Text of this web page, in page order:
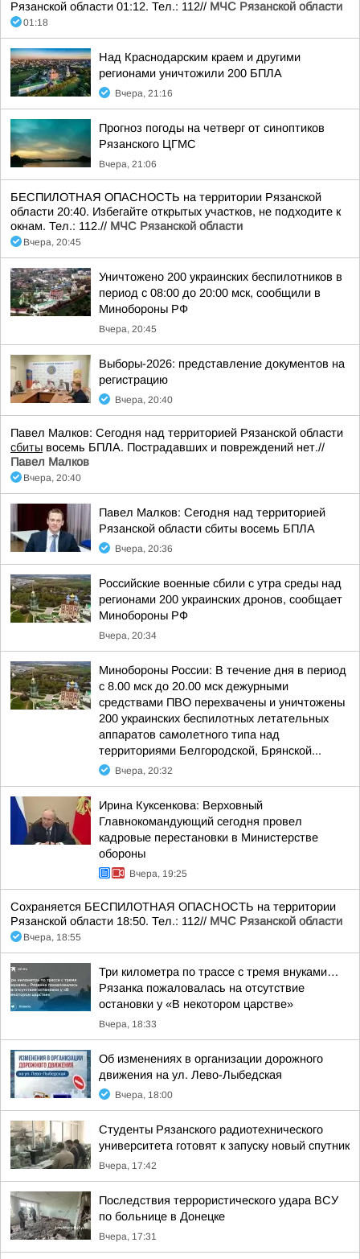
Рязанской области 01:12. Тел.: 112// МЧС Рязанской области
01:18
Над Краснодарским краем и другими
регионами уничтожили 200 БПЛА
Вчера, 21:16
Прогноз погоды на четверг от синоптиков
Рязанского ЦГМС
Вчера, 21:06
БЕСПИЛОТНАЯ ОПАСНОСТЬ на территории Рязанской
области 20:40. Избегайте открытых участков, не подходите к
окнам. Тел.: 112.// МЧС Рязанской области
Вчера, 20:45
Уничтожено 200 украинских беспилотников в
период с 08:00 до 20:00 мск, сообщили в
Минобороны РФ
Вчера, 20:45
Выборы-2026: представление документов на
регистрацию
Вчера, 20:40
Павел Малков: Сегодня над территорией Рязанской области
сбиты восемь БПЛА. Пострадавших и повреждений нет.//
Павел Малков
Вчера, 20:40
Павел Малков: Сегодня над территорией
Рязанской области сбиты восемь БПЛА
Вчера, 20:36
Российские военные сбили с утра среды над
регионами 200 украинских дронов, сообщает
Минобороны РФ
Вчера, 20:34
Минобороны России: В течение дня в период
с 8.00 мск до 20.00 мск дежурными
средствами ПВО перехвачены и уничтожены
200 украинских беспилотных летательных
аппаратов самолетного типа над
территориями Белгородской, Брянской...
Вчера, 20:32
Ирина Куксенкова: Верховный
Главнокомандующий сегодня провел
кадровые перестановки в Министерстве
обороны
Вчера, 19:25
Сохраняется БЕСПИЛОТНАЯ ОПАСНОСТЬ на территории
Рязанской области 18:50. Тел.: 112// МЧС Рязанской области
Вчера, 18:55
Три километра по трассе с тремя внуками…
Рязанка пожаловалась на отсутствие
остановки у «В некотором царстве»
Вчера, 18:33
Об изменениях в организации дорожного
движения на ул. Лево-Лыбедская
Вчера, 18:00
Студенты Рязанского радиотехнического
университета готовят к запуску новый спутник
Вчера, 17:42
Последствия террористического удара ВСУ
по больнице в Донецке
Вчера, 17:31